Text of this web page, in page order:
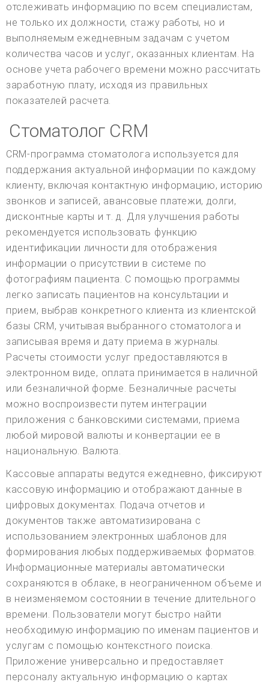
отслеживать информацию по всем специалистам,
не только их должности, стажу работы, но и
выполняемым ежедневным задачам с учетом
количества часов и услуг, оказанных клиентам. На
основе учета рабочего времени можно рассчитать
заработную плату, исходя из правильных
показателей расчета.
Стоматолог CRM
CRM-программа стоматолога используется для
поддержания актуальной информации по каждому
клиенту, включая контактную информацию, историю
звонков и записей, авансовые платежи, долги,
дисконтные карты и т. д. Для улучшения работы
рекомендуется использовать функцию
идентификации личности для отображения
информации о присутствии в системе по
фотографиям пациента. С помощью программы
легко записать пациентов на консультации и
прием, выбрав конкретного клиента из клиентской
базы CRM, учитывая выбранного стоматолога и
записывая время и дату приема в журналы.
Расчеты стоимости услуг предоставляются в
электронном виде, оплата принимается в наличной
или безналичной форме. Безналичные расчеты
можно воспроизвести путем интеграции
приложения с банковскими системами, приема
любой мировой валюты и конвертации ее в
национальную. Валюта.
Кассовые аппараты ведутся ежедневно, фиксируют
кассовую информацию и отображают данные в
цифровых документах. Подача отчетов и
документов также автоматизирована с
использованием электронных шаблонов для
формирования любых поддерживаемых форматов.
Информационные материалы автоматически
сохраняются в облаке, в неограниченном объеме и
в неизменяемом состоянии в течение длительного
времени. Пользователи могут быстро найти
необходимую информацию по именам пациентов и
услугам с помощью контекстного поиска.
Приложение универсально и предоставляет
персоналу актуальную информацию о картах